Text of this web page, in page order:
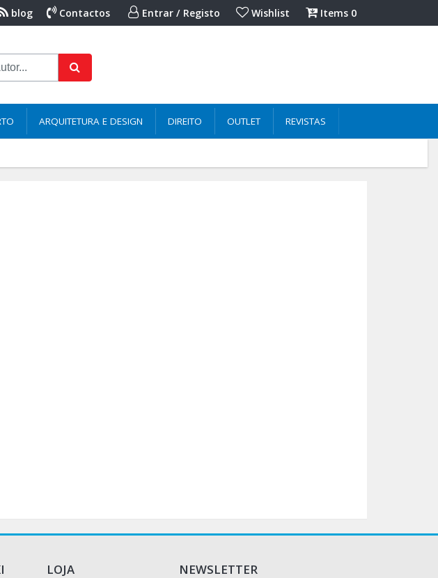
blog Contactos Entrar / Registo Wishlist Items 0
ARQUITETURA E DESIGN DIREITO OUTLET REVISTAS
LOJA NEWSLETTER